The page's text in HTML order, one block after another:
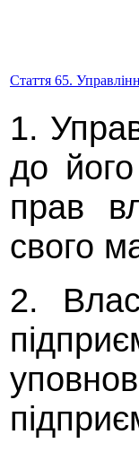
Стаття 65.
1.
до
прав
свого
2.